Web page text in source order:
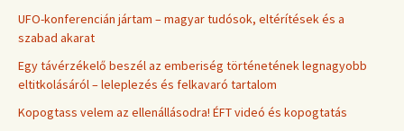
UFO-konferencián jártam – magyar tudósok, eltérítések és a
szabad akarat
Egy távérzékelő beszél az emberiség történetének legnagyobb
eltitkolásáról – leleplezés és felkavaró tartalom
Kopogtass velem az ellenállásodra! ÉFT videó és kopogtatás